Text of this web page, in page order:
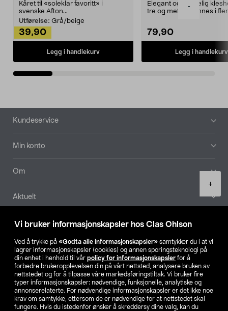
Vi bruker informasjonskapsler hos Clas Ohlson
Ved å trykke på «Godta alle informasjonskapsler» samtykker du i at vi
lagrer informasjonskapsler (cookies) og annen sporingsteknologi på
din enhet i henhold til vår policy for informasjonskapsler for å
forbedre brukeropplevelsen din på vårt nettsted, analysere bruken av
nettstedet og for å tilpasse våre markedsføringstiltak. Vi bruker fire
typer informasjonskapsler: nødvendige, funksjonelle, analytiske og
annonserelaterte. For nødvendige informasjonskapsler er det ikke noe
krav om samtykke, ettersom de er nødvendige for at nettstedet skal
fungere. Hvis du istedenfor ønsker å skreddersy dine valg, kan du
-
+
Kåret til «soleklar favoritt» i
svenske Afton...
Utførelse: Grå/beige
39,90
Legg i handlekurv
Elegant og skikkelig
tre og metall – finnes i
79,90
Legg i handlekurv
Bunntekst
Kundeservice
Min konto
Om
Aktuelt
Våre selskaper
Finn din butikk
SE NO FI